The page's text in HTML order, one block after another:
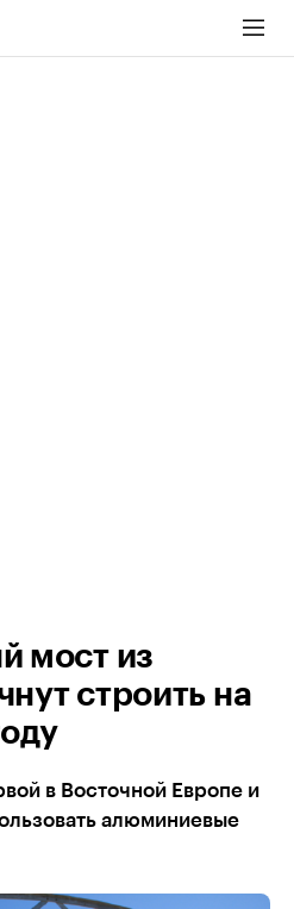
мост из
строить на
в Восточной Европе и
алюминиевые